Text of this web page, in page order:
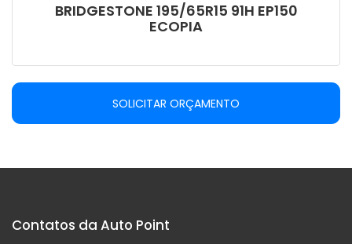
BRIDGESTONE 195/65R15 91H EP150
ECOPIA
SOLICITAR ORÇAMENTO
Contatos da Auto Point